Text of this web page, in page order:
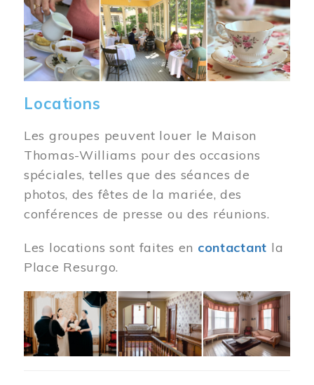
Image
Locations
Les groupes peuvent louer le Maison
Thomas-Williams pour des occasions
spéciales, telles que des séances de
photos, des fêtes de la mariée, des
conférences de presse ou des réunions.
Les locations sont faites en contactant la
Place Resurgo.
Image